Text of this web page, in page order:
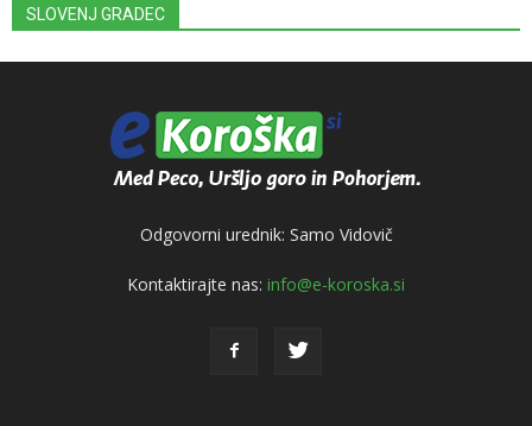
SLOVENJ GRADEC
Odgovorni urednik: Samo Vidovič
Kontaktirajte nas: info@e-koroska.si